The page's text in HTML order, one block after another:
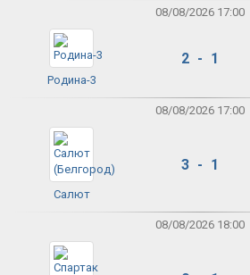
08/08/2026 17:00
Родина-3
2 - 1
08/08/2026 17:00
Салют
3 - 1
08/08/2026 18:00